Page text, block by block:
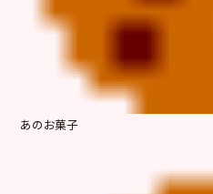
あのお菓子